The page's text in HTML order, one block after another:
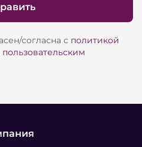
согласна с политикой
пользовательским